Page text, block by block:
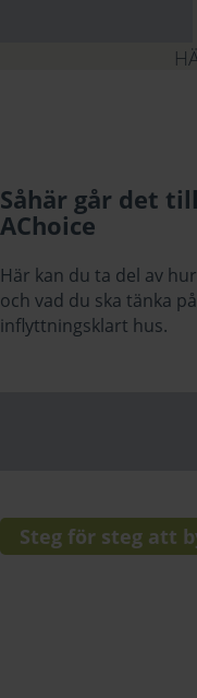
Såhär går det
AChoice
Här kan du ta del av
och vad du ska tänka
inflyttningsklart hus.
Steg för steg att